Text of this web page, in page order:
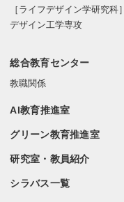
［ライフデザイン学研究科］
デザイン工学専攻
総合教育センター
教職関係
AI教育推進室
グリーン教育推進室
研究室・教員紹介
シラバス一覧